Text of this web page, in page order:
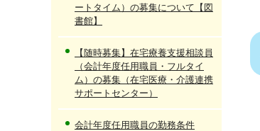
ートタイム）の募集について【図
書館】
【随時募集】在宅療養支援相談員
（会計年度任用職員・フルタイ
ム）の募集（在宅医療・介護連携
サポートセンター）
会計年度任用職員の勤務条件